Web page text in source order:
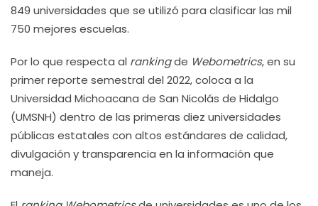
849 universidades que se utilizó para clasificar las mil
750 mejores escuelas.
Por lo que respecta al rankingde Webometrics, en su
primer reporte semestral del 2022, coloca a la
Universidad Michoacana de San Nicolás de Hidalgo
(UMSNH) dentro de las primeras diez universidades
públicas estatales con altos estándares de calidad,
divulgación y transparencia en la información que
maneja.